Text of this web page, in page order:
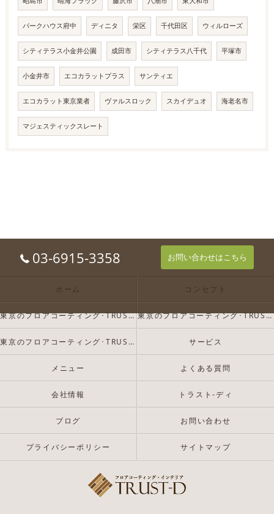
パークハウス府中 ディニタ 栄区 千代田区 ウィルローズ
シティテラス小金井公園 成田市 シティテラス八千代 平塚市
小金井市 エコカラットプラス サンティエ
エコカラット東京業者 ヴァルスロック スカイデュオ 海老名市
マジェスティックスレート
03-6915-3358 お問い合わせはこちら
ホーム コンセプト
東京のフロアコーティング･TRUST-Dの口コミ情報 東京のフロアコーティング･TRUST-Dの評判
東京のフロアコーティング･TRUST-Dのお客様の声 サービス
メニュー よくある質問
会社情報 トラスト-ディ
ブログ お問い合わせ
プライバシーポリシー サイトマップ